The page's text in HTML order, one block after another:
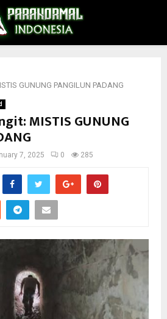
GUNUNG PANGILUN PADANG
MISTIS GUNUNG
7, 2025 0 285